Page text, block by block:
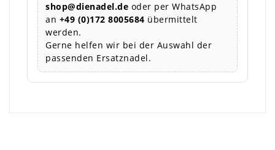
shop@dienadel.de oder per WhatsApp
an +49 (0)172 8005684 übermittelt
werden.
Gerne helfen wir bei der Auswahl der
passenden Ersatznadel.